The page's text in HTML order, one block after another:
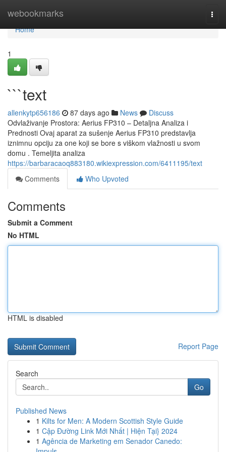
webookmarks
Home
Home
1
```text
allenkytp656186 87 days ago News
Discuss
Odvlaživanje Prostora: Aerius FP310 – Detaljna Analiza i
Prednosti Ovaj aparat za sušenje Aerius FP310 predstavlja
iznimnu opciju za one koji se bore s viškom vlažnosti u svom
domu . Temeljita analiza
https://barbaracaoq883180.wikiexpression.com/6411195/text
Comments
Who Upvoted
Comments
Submit a Comment
No HTML
HTML is disabled
Report Page
Search
Go
Published News
1 Kilts for Men: A Modern Scottish Style Guide
1 Cập Đường Link Mới Nhất | Hiện Tại} 2024
1 Agência de Marketing em Senador Canedo: